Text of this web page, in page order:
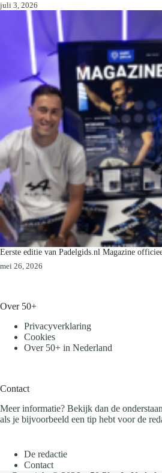
juli 3, 2026
Eerste editie van Padelgids.nl Magazine
mei 26, 2026
Over 50+
Privacyverklaring
Cookies
Over 50+ in Nederland
Contact
Meer informatie? Bekijk dan de
als je bijvoorbeeld een tip hebt voor de
De redactie
Contact